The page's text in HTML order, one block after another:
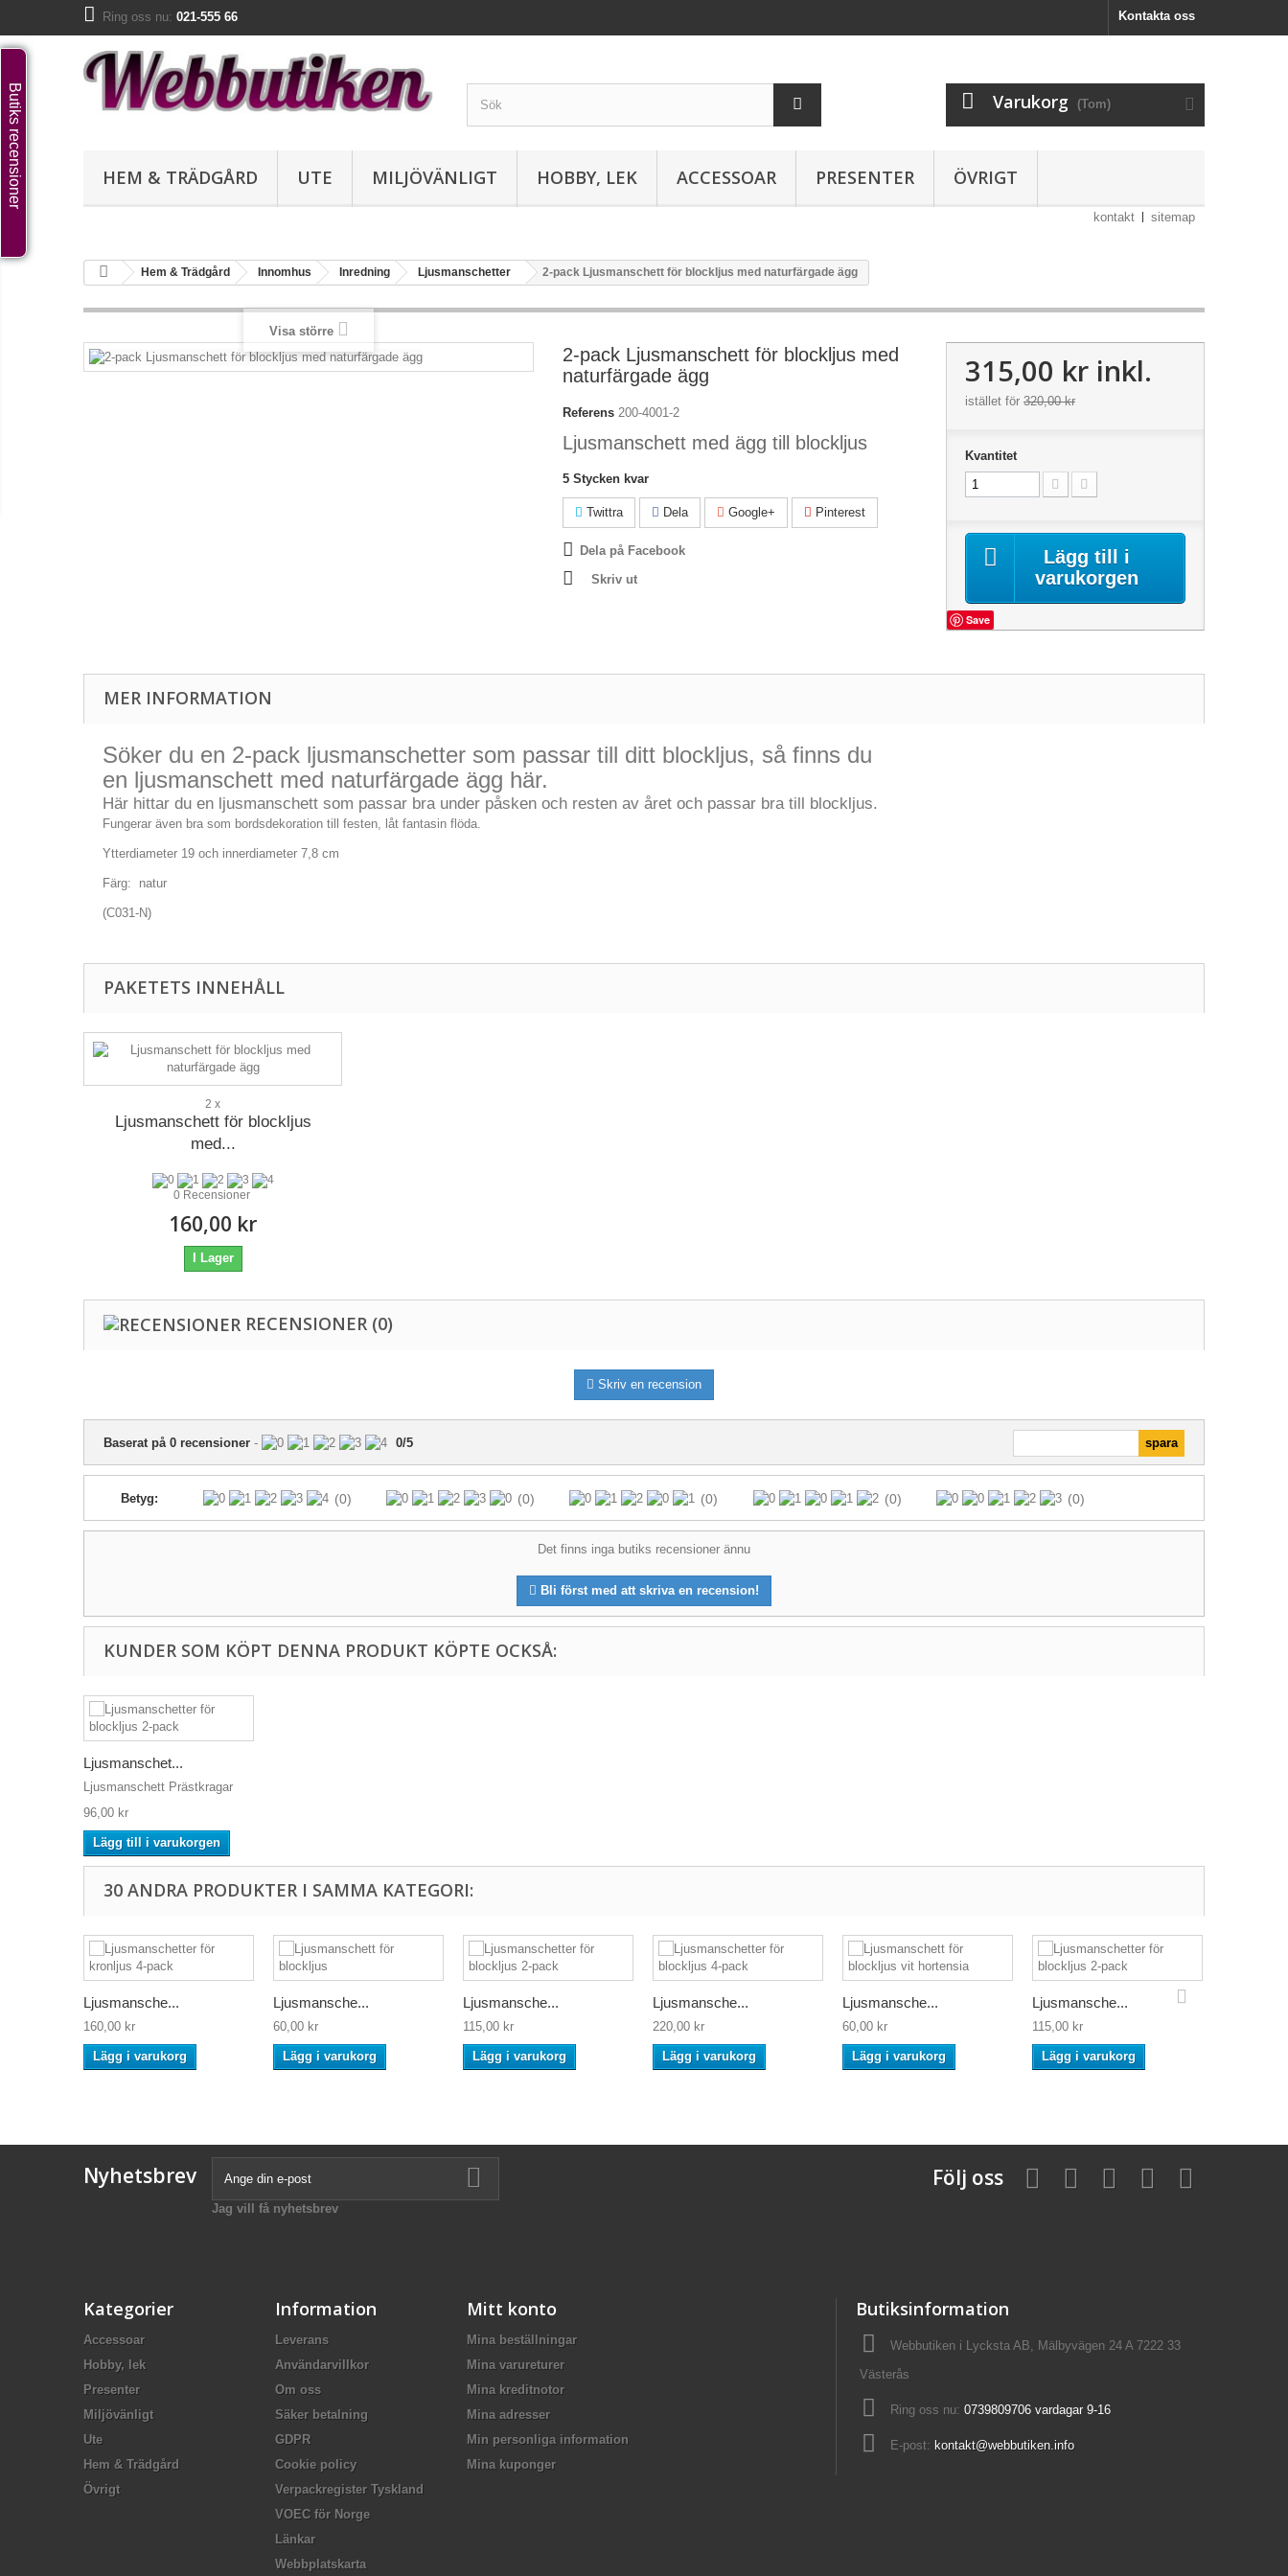
Kontakta oss
Ring oss nu: 021-555 66
Varukorg (Tom)
HEM & TRÄDGÅRD UTE MILJÖVÄNLIGT HOBBY, LEK ACCESSOAR PRESENTER ÖVRIGT
kontakt sitemap
Hem & Trädgård Innomhus Inredning Ljusmanschetter 2-pack Ljusmanschett för blockljus med naturfärgade ägg
Visa större
2-pack Ljusmanschett för blockljus med
naturfärgade ägg
Referens 200-4001-2
Ljusmanschett med ägg till blockljus
5 Stycken kvar
Twittra Dela Google+ Pinterest
Dela på Facebook
Skriv ut
315,00 krinkl.
istället för 320,00 kr
Kvantitet
Lägg till i
varukorgen
Save
MER INFORMATION
Söker du en 2-pack ljusmanschetter som passar till ditt blockljus, så finns du
en ljusmanschett med naturfärgade ägg här.
Här hittar du en ljusmanschett som passar bra under påsken och resten av året och passar bra till blockljus.
Fungerar även bra som bordsdekoration till festen, låt fantasin flöda.
Ytterdiameter 19 och innerdiameter 7,8 cm
Färg: natur
(C031-N)
PAKETETS INNEHÅLL
2 x
Ljusmanschett för blockljus
med...
0 Recensioner
160,00 kr
I Lager
RECENSIONER (0)
Skriv en recension
Baserat på 0 recensioner - 0/5
Betyg: (0) (0) (0) (0) (0)
Det finns inga butiks recensioner ännu
Bli först med att skriva en recension!
KUNDER SOM KÖPT DENNA PRODUKT KÖPTE OCKSÅ:
Ljusmanschet...
Ljusmanschett Prästkragar
96,00 kr
Lägg till i varukorgen
30 ANDRA PRODUKTER I SAMMA KATEGORI:
Ljusmansche...
160,00 kr
Lägg i varukorg
Ljusmansche...
60,00 kr
Lägg i varukorg
Ljusmansche...
115,00 kr
Lägg i varukorg
Ljusmansche...
220,00 kr
Lägg i varukorg
Ljusmansche...
60,00 kr
Lägg i varukorg
Ljusmansche...
115,00 kr
Lägg i varukorg
Nyhetsbrev
Jag vill få nyhetsbrev
Följ oss
Kategorier
Accessoar
Hobby, lek
Presenter
Miljövänligt
Ute
Hem & Trädgård
Övrigt
Information
Leverans
Användarvillkor
Om oss
Säker betalning
GDPR
Cookie policy
Verpackregister Tyskland
VOEC för Norge
Länkar
Webbplatskarta
Mitt konto
Mina beställningar
Mina varureturer
Mina kreditnotor
Mina adresser
Min personliga information
Mina kuponger
Butiksinformation
Webbutiken i Lycksta AB, Mälbyvägen 24 A 7222 33
Västerås
Ring oss nu: 0739809706 vardagar 9-16
E-post: kontakt@webbutiken.info
Butiks recensioner